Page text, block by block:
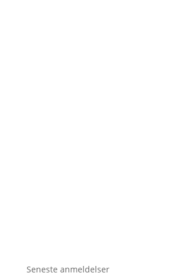
Seneste anmeldelser